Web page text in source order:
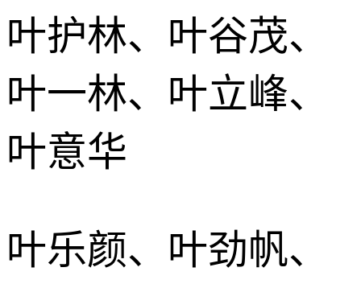
叶护林、叶谷茂、
叶一林、叶立峰、
叶意华
叶乐颜、叶劲帆、